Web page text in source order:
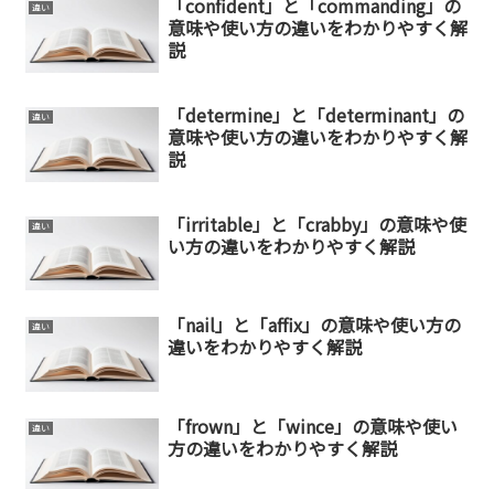
違い
「confident」と「commanding」の
意味や使い方の違いをわかりやすく解
説
違い
「determine」と「determinant」の
意味や使い方の違いをわかりやすく解
説
違い
「irritable」と「crabby」の意味や使
い方の違いをわかりやすく解説
違い
「nail」と「affix」の意味や使い方の
違いをわかりやすく解説
違い
「frown」と「wince」の意味や使い
方の違いをわかりやすく解説